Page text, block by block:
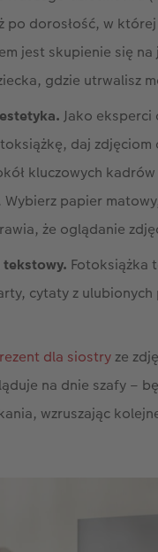
po dorosłość, w
jest skupienie się
gdzie utrwalisz
Jako eksperci
daj
kluczowych
Wybierz papier
że oglądanie
Fotoksiążka
cytaty z
dla siostryze
na dnie szafy –
wzruszając